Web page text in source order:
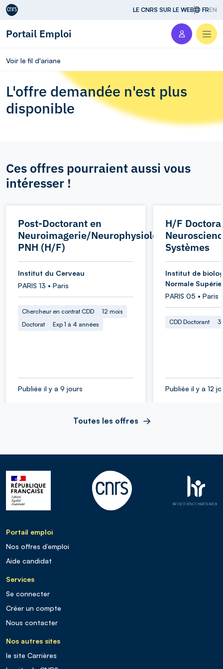
Aller au contenu LE CNRS SUR LE WEB FREN
Portail Emploi
Voir le fil d'ariane
L'offre demandée n'est plus
disponible
Ces offres pourraient aussi vous
intéresser !
Post-Doctorant en
Neuroimagerie/Neurophysiologie
PNH (H/F)
Institut du Cerveau
PARIS 13 • Paris
Chercheur en contrat CDD
12 mois
Doctorat
Exp 1 à 4 années
Publiée il y a 9 jours
H/F
Systèmes
Institut de
Normale
PARIS 05 • Paris
CDD Doctorant
Publiée il y a 12
Toutes les offres
Portail emploi
Nos offres d’emploi
Aide candidat
Services
Se connecter
Créer un compte
Nous contacter
Nos autres sites
le site Carrières